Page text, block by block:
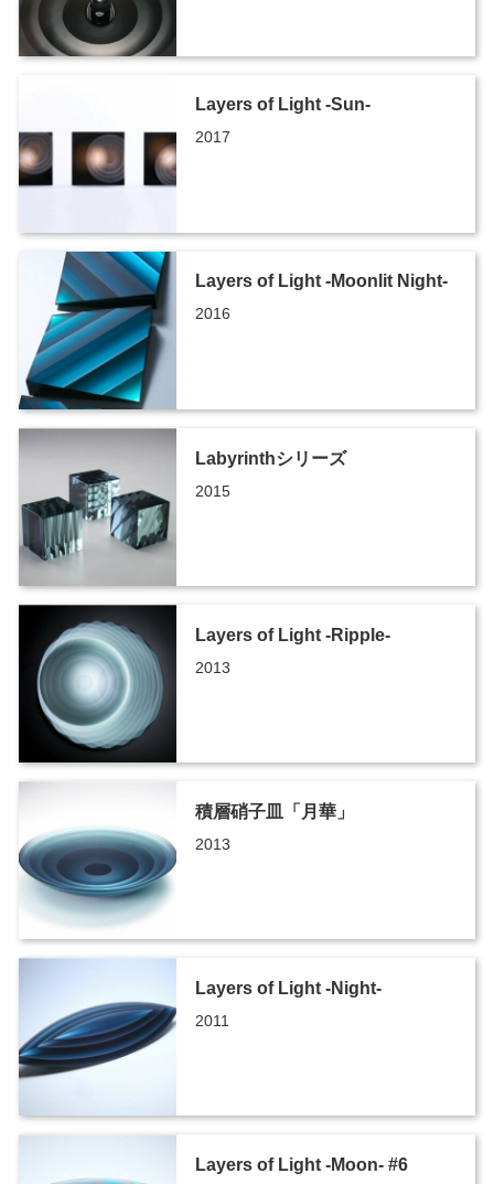
Layers of Light -Sun-
2017
Layers of Light -Moonlit Night-
2016
Labyrinthシリーズ
2015
Layers of Light -Ripple-
2013
積層硝子皿「月華」
2013
Layers of Light -Night-
2011
Layers of Light -Moon- #6